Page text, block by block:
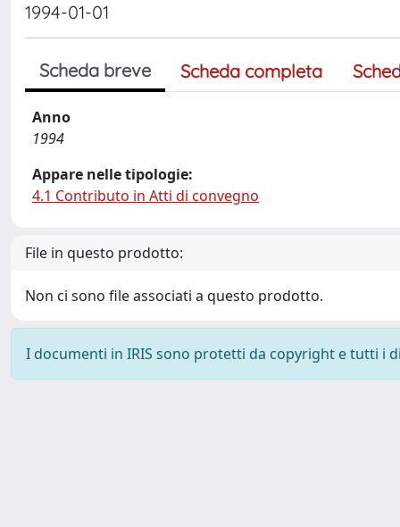
1994-01-01
Scheda breve Scheda completa
Anno
1994
Appare nelle tipologie:
4.1 Contributo in Atti di convegno
File in questo prodotto:
Non ci sono file associati a questo prodotto.
I documenti in IRIS sono protetti da copyright e tutti i